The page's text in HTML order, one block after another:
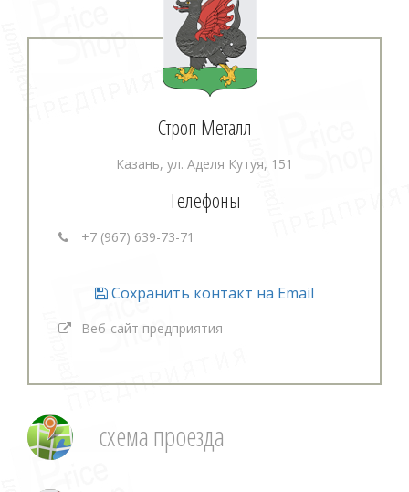
Строп Металл
Казань, ул. Аделя Кутуя, 151
Телефоны
+7 (967) 639-73-71
Сохранить контакт на Email
Веб-сайт предприятия
схема проезда